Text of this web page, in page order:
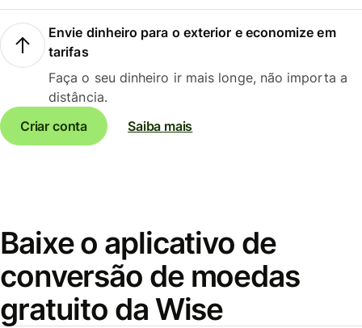
Envie dinheiro para o exterior e economize em
tarifas
Faça o seu dinheiro ir mais longe, não importa a
distância.
Criar conta
Saiba mais
Baixe o aplicativo de
conversão de moedas
gratuito da Wise